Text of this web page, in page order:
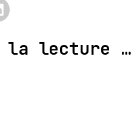
la lecture …